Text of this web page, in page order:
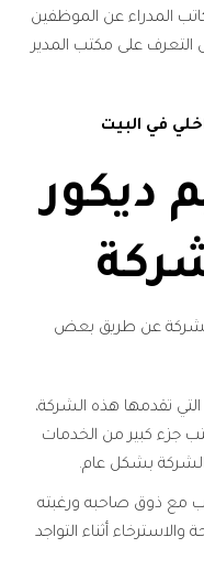
المدراء عن الموظفين
على مكتب المدير
في البيت
ديكور
الشركة عن طريق بعض
تقدمها هذه الشركة،
جزء كبير من الخدمات
الشركة بشكل عام.
مع ذوق صاحبه ورغبته
أثناء التواجد